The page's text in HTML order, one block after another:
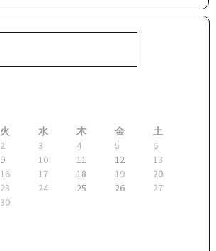
火 水 木 金
土
2 3 4 5
6
9 10 11 12
13
16 17 18 19
20
23 24 25 26
27
30